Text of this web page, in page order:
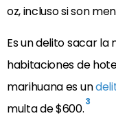
oz, incluso si son
Es un delito sacar la
habitaciones de
marihuana es un
multa de $600.3